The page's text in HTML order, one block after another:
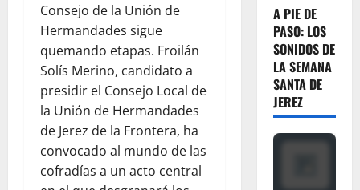
Consejo de la Unión de
Hermandades sigue
quemando etapas. Froilán
Solís Merino, candidato a
presidir el Consejo Local de
la Unión de Hermandades
de Jerez de la Frontera, ha
convocado al mundo de las
cofradías a un acto central
A PIE DE
PASO: LOS
SONIDOS DE
LA SEMANA
SANTA DE
JEREZ